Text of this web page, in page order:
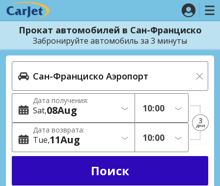
Прокат автомобилей в Сан-Франциско
Забронируйте автомобиль за 3 минуты
Дата получения:
Sat 08Aug
Дата возврата:
Tue 11Aug
3
дни